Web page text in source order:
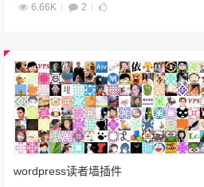
6.66K
2
wordpress读者墙插件